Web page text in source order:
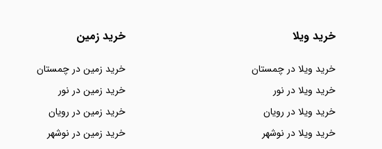
خرید ویلا
خرید ویلا در چمستان
خرید ویلا در نور
خرید ویلا در رویان
خرید ویلا در نوشهر
خرید زمین
خرید زمین در چمستان
خرید زمین در نور
خرید زمین در رویان
خرید زمین در نوشهر